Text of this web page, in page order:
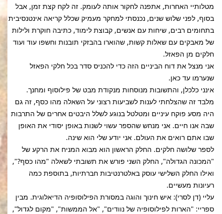
מטלותיי האחרות, אתפנה לחקור אותה לעומק. זה לקח קצת זמן, אבל
בסוף, לפני שלוש שנים, נכנסתי למחקר מעמיק שכלל קריאה אינטנסיבית
בתחומים רבים, שיחות עם אנשים, קבוצת לימוד, כתיבה חוקרת ולילות
של מאבקים עם שאלות קשות, שהוארו בהבזקי תובנות וחשפו עוד ועוד
חלקים מן הפאזל.
אני מנצל את דוח הביניים הזה כדי להכניס סדר בכל חלקי הפאזל
שנערמו עד כאן.
אינני כלכלן, והתשובות מנוסחות מנקודת מבט של פילוסוף ומחנך.
מלבד זה שהצלחתי לענות לשביעות רצוני על השאלה מהו כסף, זה גם
היה מסע פוקח עיניים ומטלטל בנוגע לשלל היבטים אחרים של התרבות
שבה אנו חיים. אני מנחש שהספר עשוי לשנות באופן יסודי את האופן
שבו אתם רואים את העולם. אני יודע שלי הוא שינה.
לספר שלושה חלקים. החלק הראשון הוא מבוא המניח את הרקע של
"המכונה הגדולה", החלק השני פורש את תשובתי לשאלה "מהו כסף?",
ואילו החלק השלישי עוסק באלטרנטיבות חברתיות, בתוספת כמה
רעיונות מעשיים.
עליי (דן לסרי): איש חינוך והוגה במסורת הפילוסופיה הדיאלוגית. מבין
ספריי: "הארות לפילוסופיה של נוודים", "אל הממשות", "מקום לגדול",